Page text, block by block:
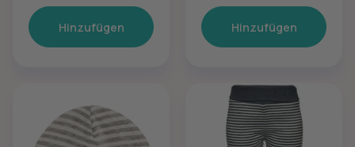
Hinzufügen Hinzufügen